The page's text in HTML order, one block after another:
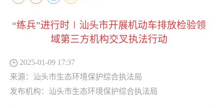
“练兵”进行时∣汕头市开展机动车排放检验领
域第三方机构交叉执法行动
2025-01-09 17:37
来源： 汕头市生态环境保护综合执法局
发布机构： 汕头市生态环境保护综合执法局